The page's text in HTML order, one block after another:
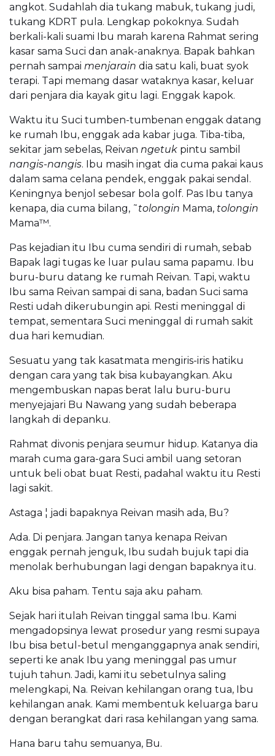
angkot. Sudahlah dia tukang mabuk, tukang judi,
tukang KDRT pula. Lengkap pokoknya. Sudah
berkali-kali suami Ibu marah karena Rahmat sering
kasar sama Suci dan anak-anaknya. Bapak bahkan
pernah sampai menjarain dia satu kali, buat syok
terapi. Tapi memang dasar wataknya kasar, keluar
dari penjara dia kayak gitu lagi. Enggak kapok.
Waktu itu Suci tumben-tumbenan enggak datang
ke rumah Ibu, enggak ada kabar juga. Tiba-tiba,
sekitar jam sebelas, Reivan ngetuk pintu sambil
nangis-nangis. Ibu masih ingat dia cuma pakai kaus
dalam sama celana pendek, enggak pakai sendal.
Keningnya benjol sebesar bola golf. Pas Ibu tanya
kenapa, dia cuma bilang, ˜tolongin Mama, tolongin
Mama™.
Pas kejadian itu Ibu cuma sendiri di rumah, sebab
Bapak lagi tugas ke luar pulau sama papamu. Ibu
buru-buru datang ke rumah Reivan. Tapi, waktu
Ibu sama Reivan sampai di sana, badan Suci sama
Resti udah dikerubungin api. Resti meninggal di
tempat, sementara Suci meninggal di rumah sakit
dua hari kemudian.
Sesuatu yang tak kasatmata mengiris-iris hatiku
dengan cara yang tak bisa kubayangkan. Aku
mengembuskan napas berat lalu buru-buru
menyejajari Bu Nawang yang sudah beberapa
langkah di depanku.
Rahmat divonis penjara seumur hidup. Katanya dia
marah cuma gara-gara Suci ambil uang setoran
untuk beli obat buat Resti, padahal waktu itu Resti
lagi sakit.
Astaga ¦ jadi bapaknya Reivan masih ada, Bu?
Ada. Di penjara. Jangan tanya kenapa Reivan
enggak pernah jenguk, Ibu sudah bujuk tapi dia
menolak berhubungan lagi dengan bapaknya itu.
Aku bisa paham. Tentu saja aku paham.
Sejak hari itulah Reivan tinggal sama Ibu. Kami
mengadopsinya lewat prosedur yang resmi supaya
Ibu bisa betul-betul menganggapnya anak sendiri,
seperti ke anak Ibu yang meninggal pas umur
tujuh tahun. Jadi, kami itu sebetulnya saling
melengkapi, Na. Reivan kehilangan orang tua, Ibu
kehilangan anak. Kami membentuk keluarga baru
dengan berangkat dari rasa kehilangan yang sama.
Hana baru tahu semuanya, Bu.